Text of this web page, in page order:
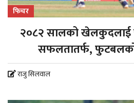
फिचर
२०८२ सालको खेलकुदलाई
सफलतातर्फ, फुटबलको
राजु सिलवाल